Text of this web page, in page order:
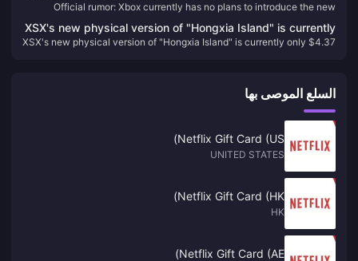
new "Dream of Mana" to Game Pass
Official rumor: Xbox currently has no plans to introduce the new
XSX's new physical version of "Hongxia Island" is currently
only $4.37 on GameSpot
XSX's new physical version of "Hongxia Island" is currently only $4.37
السلع الموصى بها
Netflix Gift Card (US)
UNITED STATES
Netflix Gift Card (HK)
HK
Netflix Gift Card (AE)